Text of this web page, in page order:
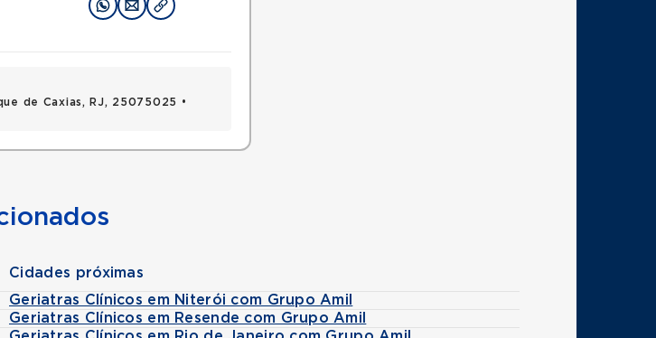
de Caxias, RJ, 25075025 •
Cidades próximas
Geriatras Clínicos em Niterói com Grupo Amil
Geriatras Clínicos em Resende com Grupo Amil